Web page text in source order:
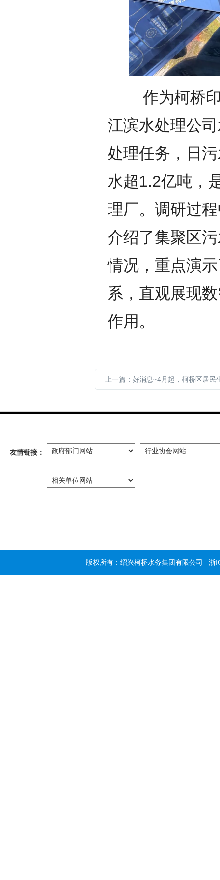
作为柯桥印
江滨水处理公
处理任务，日
水超1.2亿吨，
理厂。调研过
介绍了集聚区
情况，重点演
系，直观展现
作用。
友情链接：
版权所有：绍兴柯桥水务集团有限公司 浙